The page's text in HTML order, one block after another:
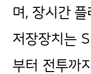
며, 장시간
저장장치는
부터 전투까